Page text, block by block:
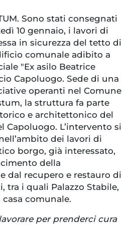
Sono stati consegnati
10 gennaio, i lavori di
in sicurezza del tetto di
comunale adibito a
"Ex asilo Beatrice
Capoluogo. Sede di una
operanti nel Comune
la struttura fa parte
e architettonico del
Capoluogo. L’intervento si
dei lavori di
borgo, già interessato,
della
dal recupero e restauro di
tra i quali Palazzo Stabile,
comunale.
per prenderci cura